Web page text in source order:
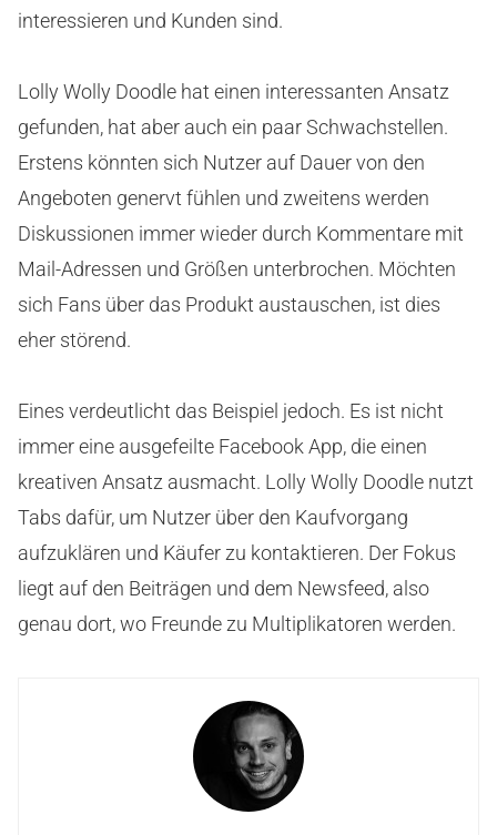
interessieren und Kunden sind.
Lolly Wolly Doodle hat einen interessanten Ansatz
gefunden, hat aber auch ein paar Schwachstellen.
Erstens könnten sich Nutzer auf Dauer von den
Angeboten genervt fühlen und zweitens werden
Diskussionen immer wieder durch Kommentare mit
Mail-Adressen und Größen unterbrochen. Möchten
sich Fans über das Produkt austauschen, ist dies
eher störend.
Eines verdeutlicht das Beispiel jedoch. Es ist nicht
immer eine ausgefeilte Facebook App, die einen
kreativen Ansatz ausmacht. Lolly Wolly Doodle nutzt
Tabs dafür, um Nutzer über den Kaufvorgang
aufzuklären und Käufer zu kontaktieren. Der Fokus
liegt auf den Beiträgen und dem Newsfeed, also
genau dort, wo Freunde zu Multiplikatoren werden.